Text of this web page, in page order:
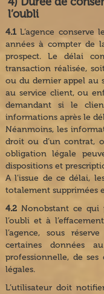
l’oubli
4.1L’agence
années à compter de
prospect. Le délai
transaction réalisée,
ou du dernier appel au
au service client, ou
demandant si le
informations après le
Néanmoins, les
droit ou d’un contrat,
obligation légale
dispositions et
A l’issue de ce délai,
totalement supprimées
4.2 Nonobstant ce qui
l’oubli et à
l’agence, sous
certaines données
professionnelle, de ses
légales.
L’utilisateur doit